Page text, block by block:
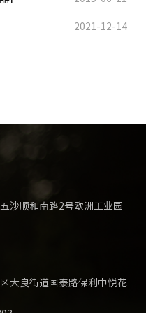
2021-12-14
沙顺和南路2号欧洲工业园
大良街道国泰路保利中悦花